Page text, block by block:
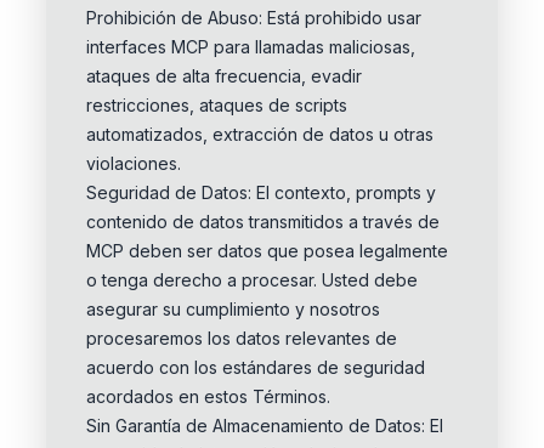
Prohibición de Abuso: Está prohibido usar
interfaces MCP para llamadas maliciosas,
ataques de alta frecuencia, evadir
restricciones, ataques de scripts
automatizados, extracción de datos u otras
violaciones.
Seguridad de Datos: El contexto, prompts y
contenido de datos transmitidos a través de
MCP deben ser datos que posea legalmente
o tenga derecho a procesar. Usted debe
asegurar su cumplimiento y nosotros
procesaremos los datos relevantes de
acuerdo con los estándares de seguridad
acordados en estos Términos.
Sin Garantía de Almacenamiento de Datos: El